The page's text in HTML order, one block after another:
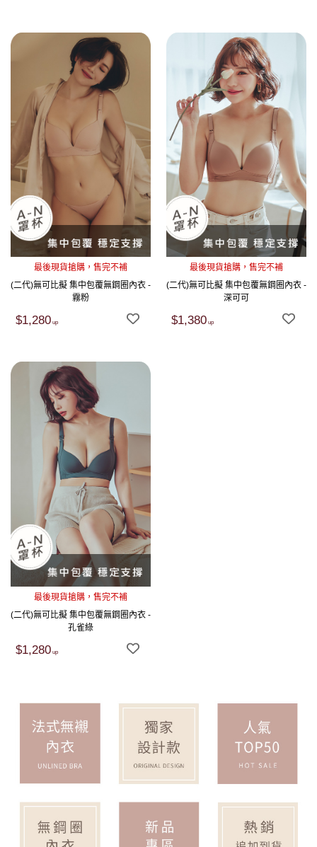
最後現貨搶購，售完不補
(二代)無可比擬 集中包覆無鋼圈內衣 -
霧粉
$1,280
最後現貨搶購，售完不補
(二代)無可比擬 集中包覆無鋼圈內衣 -
深可可
$1,380
最後現貨搶購，售完不補
(二代)無可比擬 集中包覆無鋼圈內衣 -
孔雀綠
$1,280